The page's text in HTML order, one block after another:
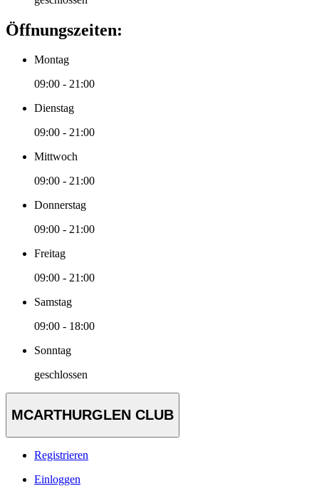
Öffnungszeiten:
Montag
09:00 - 21:00
Dienstag
09:00 - 21:00
Mittwoch
09:00 - 21:00
Donnerstag
09:00 - 21:00
Freitag
09:00 - 21:00
Samstag
09:00 - 18:00
Sonntag
geschlossen
MCARTHURGLEN CLUB
Registrieren
Einloggen